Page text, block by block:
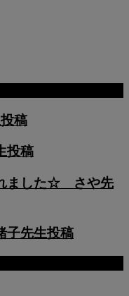
稿
投稿
ました☆ さや先
先生投稿